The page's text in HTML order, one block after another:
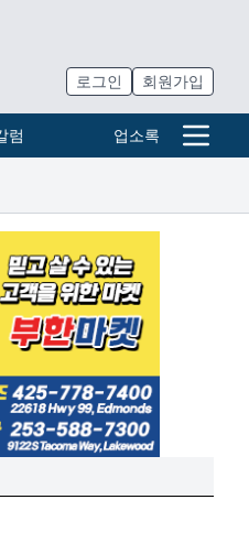
로그인 회원가입
럼 업소록